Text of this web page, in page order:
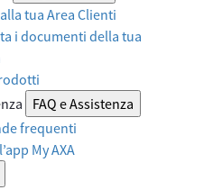
tua Area Clienti
i documenti della tua
FAQ e Assistenza
frequenti
My AXA